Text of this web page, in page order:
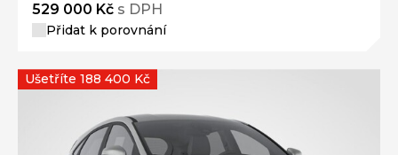
529 000 Kč s DPH
Přidat k porovnání
Ušetříte 188 400 Kč